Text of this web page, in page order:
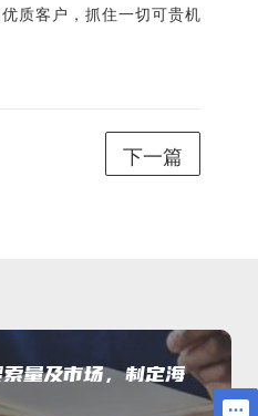
质客户，抓住一切可贵机
下一篇
量及市场，制定海